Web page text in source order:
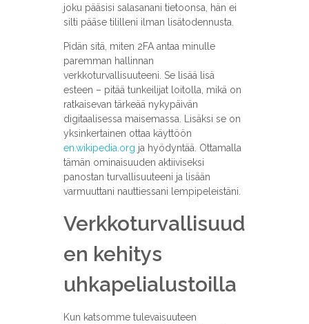
joku pääsisi salasanani tietoonsa, hän ei
silti pääse tililleni ilman lisätodennusta.
Pidän sitä, miten 2FA antaa minulle
paremman hallinnan
verkkoturvallisuuteeni. Se lisää lisä
esteen – pitää tunkeilijat loitolla, mikä on
ratkaisevan tärkeää nykypäivän
digitaalisessa maisemassa. Lisäksi se on
yksinkertainen ottaa käyttöön
en.wikipedia.org ja hyödyntää. Ottamalla
tämän ominaisuuden aktiiviseksi
panostan turvallisuuteeni ja lisään
varmuuttani nauttiessani lempipeleistäni.
Verkkoturvallisuud
en kehitys
uhkapelialustoilla
Kun katsomme tulevaisuuteen